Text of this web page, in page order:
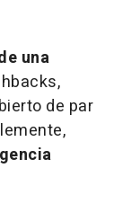
una
de par